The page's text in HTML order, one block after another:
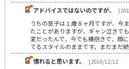
アドバイスではないのですが、
|
うちの息子は１歳８ヶ月ですが、今
たことがありますが、ギャン泣きで
変だったんで、今でも横抱きで、顔
てるスタイルのままです。まだまだ
慣れると思います。
| 2010/12/12